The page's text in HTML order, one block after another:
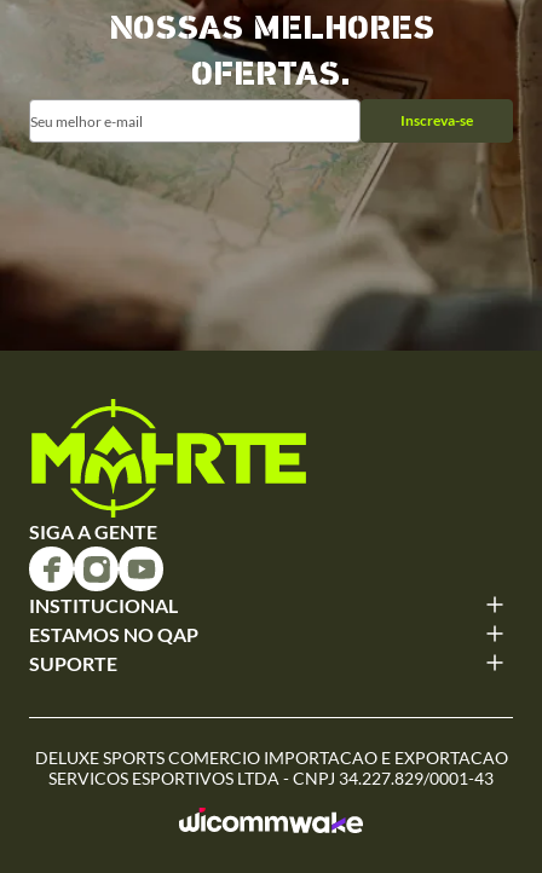
NOSSAS MELHORES
OFERTAS.
Inscreva-se
SIGA A GENTE
INSTITUCIONAL
ESTAMOS NO QAP
SUPORTE
DELUXE SPORTS COMERCIO IMPORTACAO E EXPORTACAO
SERVICOS ESPORTIVOS LTDA - CNPJ 34.227.829/0001-43